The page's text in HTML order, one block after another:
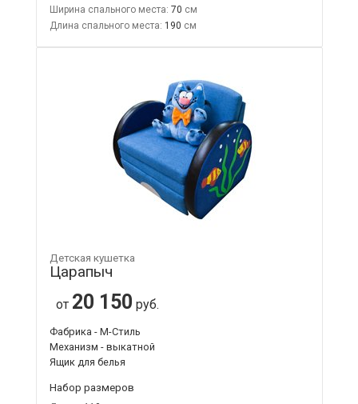
Ширина спального места: 70
Длина спального места: 190
Детская кушетка
Царапыч
от 20 150 руб.
Фабрика - М-Стиль
Механизм - выкатной
Ящик для белья
Набор размеров